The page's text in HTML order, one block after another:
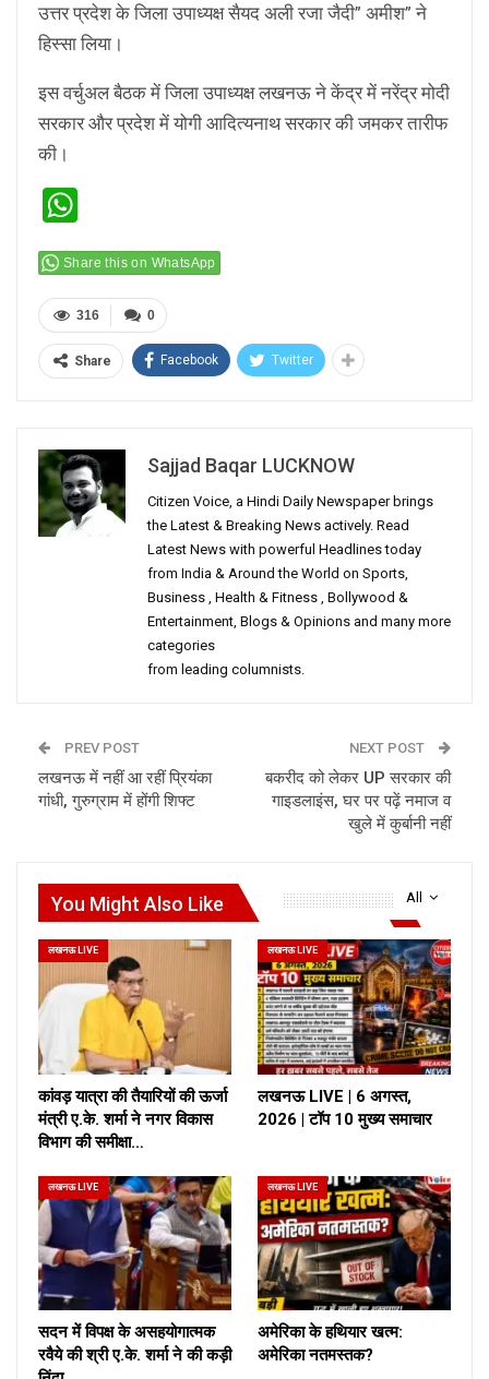
उत्तर प्रदेश के जिला उपाध्यक्ष सैयद अली रजा जैदी” अमीश” ने
हिस्सा लिया।
इस वर्चुअल बैठक में जिला उपाध्यक्ष लखनऊ ने केंद्र में नरेंद्र मोदी
सरकार और प्रदेश में योगी आदित्यनाथ सरकार की जमकर तारीफ
की।
Share this on WhatsApp
0
316
Share Facebook Twitter
Sajjad Baqar LUCKNOW
Citizen Voice, a Hindi Daily Newspaper brings
the Latest & Breaking News actively. Read
Latest News with powerful Headlines today
from India & Around the World on Sports,
Business , Health & Fitness , Bollywood &
Entertainment, Blogs & Opinions and many more
categories
from leading columnists.
PREV POST
लखनऊ में नहीं आ रहीं प्रियंका
गांधी, गुरुग्राम में होंगी शिफ्ट
NEXT POST
बकरीद को लेकर UP सरकार की
गाइडलाइंस, घर पर पढ़ें नमाज व
खुले में कुर्बानी नहीं
All
You Might Also Like
लखनऊ LIVE
कांवड़ यात्रा की तैयारियों की ऊर्जा
मंत्री ए.के. शर्मा ने नगर विकास
विभाग की समीक्षा…
लखनऊ LIVE
लखनऊ LIVE | 6 अगस्त,
2026 | टॉप 10 मुख्य समाचार
लखनऊ LIVE
सदन में विपक्ष के असहयोगात्मक
रवैये की श्री ए.के. शर्मा ने की कड़ी
लखनऊ LIVE
अमेरिका के हथियार खत्म:
अमेरिका नतमस्तक?